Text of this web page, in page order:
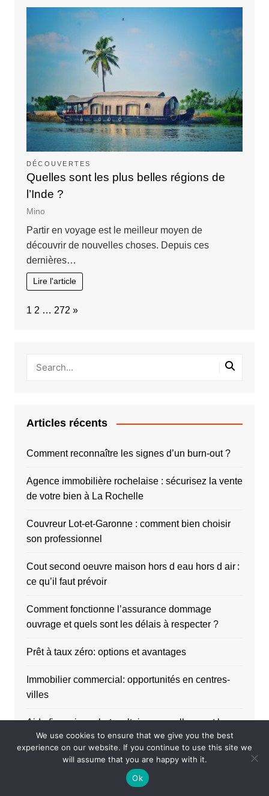
DÉCOUVERTES
Quelles sont les plus belles régions de
l’Inde ?
Mino
Partir en voyage est le meilleur moyen de
découvrir de nouvelles choses. Depuis ces
dernières…
Lire l'article
Page:
1 2 … 272 Next
»
Articles récents
Comment reconnaître les signes d’un burn-out ?
Agence immobilière rochelaise : sécurisez la vente
de votre bien à La Rochelle
Couvreur Lot-et-Garonne : comment bien choisir
son professionnel
Cout second oeuvre maison hors d eau hors d air :
ce qu’il faut prévoir
Comment fonctionne l’assurance dommage
ouvrage et quels sont les délais à respecter ?
Prêt à taux zéro: options et avantages
Immobilier commercial: opportunités en centres-
villes
Aide financiere photovoltaique : quelles sont les
solutions disponibles en 2026
Stratégies pour financer des travaux via épargne et
We use cookies to ensure that we give you the best
experience on our website. If you continue to use this site we
will assume that you are happy with it.
Ok